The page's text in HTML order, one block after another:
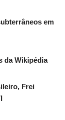
em
da Wikipédia
Frei